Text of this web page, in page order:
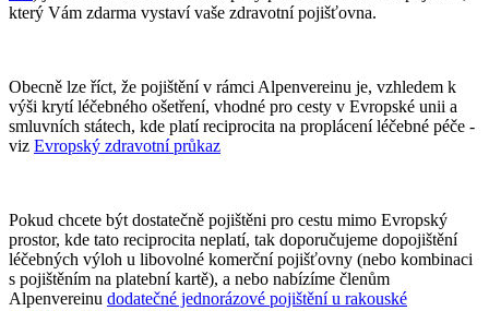
který Vám zdarma vystaví vaše zdravotní pojišťovna.
Obecně lze říct, že pojištění v rámci Alpenvereinu je, vzhledem k
výši krytí léčebného ošetření, vhodné pro cesty v Evropské unii a
smluvních státech, kde platí reciprocita na proplácení léčebné péče -
viz Evropský zdravotní průkaz
Pokud chcete být dostatečně pojištěni pro cestu mimo Evropský
prostor, kde tato reciprocita neplatí, tak doporučujeme dopojištění
léčebných výloh u libovolné komerční pojišťovny (nebo kombinaci
s pojištěním na platební kartě), a nebo nabízíme členům
Alpenvereinu dodatečné jednorázové pojištění u rakouské